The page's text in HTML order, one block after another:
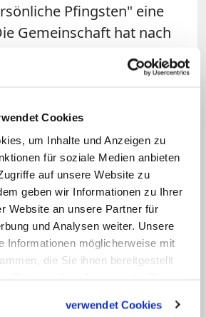
Cookies
um Inhalte und Anzeigen zu
für soziale Medien anbieten
auf unsere Website zu
geben wir Informationen zu Ihrer
Website an unsere Partner für
und Analysen weiter. Unsere
Informationen möglicherweise mit
die Sie ihnen bereitgestellt
verwendet Cookies
Pfingsten" eine
Gemeinschaft hat nach
deutschlandweit
Ihr gehören rund
oder
an, die zwischen 20 und
haben. Hinzu kommen
lose Gebetskreise in den
der deutschen
Fischer deshalb auch,
bleibt. "In meiner